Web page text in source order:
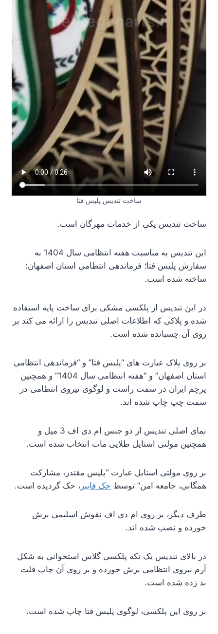
ساخت تندیس پلیس فتا
ساخت تندیس یکی از خدمات مهرگان است.
این تندیس به مناسبت هفته انتظامی سال 1404 به
سفارش پلیس فتا؛ فرماندهی انتظامی استان اصفهان؛
ساخته شده است.
در این تندیس از پلکسی مشکی برای ساخت پایه استفاده
شده و پلاکی که اطلاعات اصلی تندیس را ارائه می کند بر
روی آن چسبانده شده است.
بر روی پلاک عبارت های “پلیس فتا” و “فرماندهی انتظامی
استان اصفهان” و “هفته انتظامی سال 1404” و همچنین
پرچم ایران در سمت راست و لوگوی نیروی انتظامی در
سمت چپ چاپ شده اند.
نمای اصلی تندیس از دو جنس ام دی اف 3 میل و
همچنین مولتی استایل طلایی مات انتخاب شده است.
بر روی مولتی استایل عبارت “پلیس مقتدر، مشارکت
همگانی، جامعه امن” توسط حک فایبر ، حک گردیده است.
طرف دیگر، بر روی ام دی اف نقوش اسلیمی برش
خورده و نصب شده اند.
در بالای تندیس یک تکه پلکسی گلاس استخوانی به شکل
آرم نیروی انتظامی برش خورده و بر روی آن چاپ فلت
بد زده شده است.
بر روی این پلکسی، لوگوی پلیس فتا چاپ شده است.